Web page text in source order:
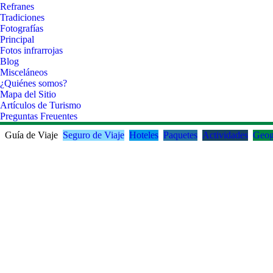
Refranes
Tradiciones
Fotografías
Principal
Fotos infrarrojas
Blog
Misceláneos
¿Quiénes somos?
Mapa del Sitio
Artículos de Turismo
Preguntas Freuentes
Guía de Viaje Seguro de Viaje Hoteles Paquetes Actividades